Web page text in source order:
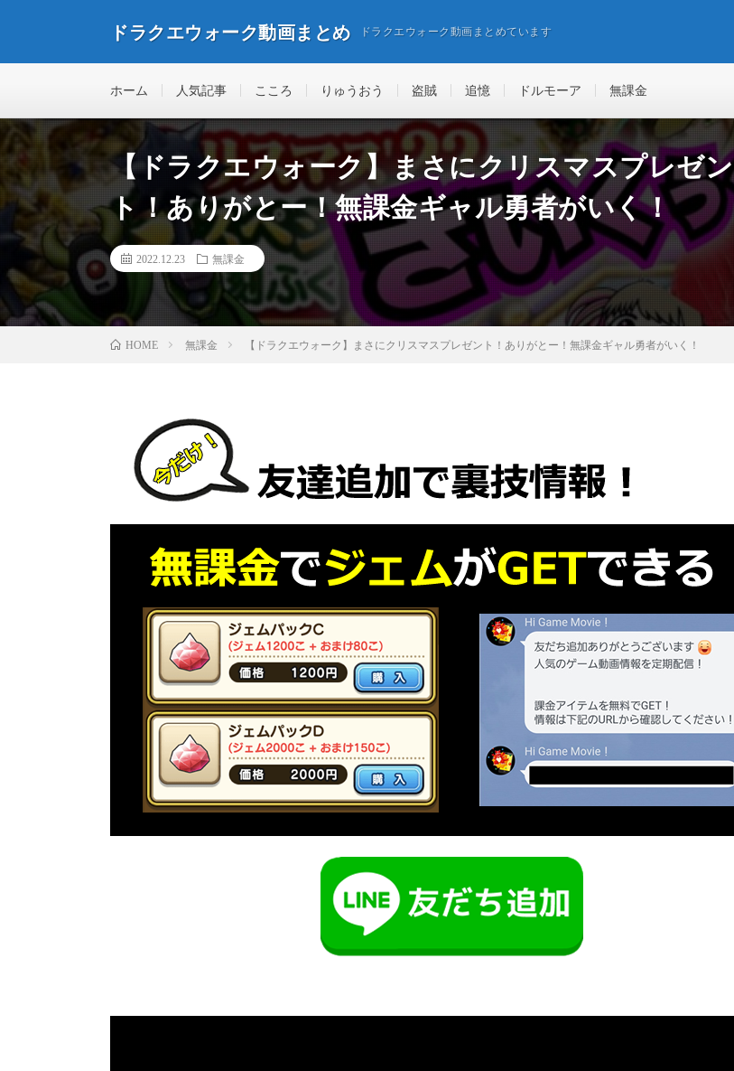
ドラクエウォーク動画まとめ ドラクエウォーク動画まとめています
ホーム 人気記事 こころ りゅうおう 盗賊 追憶 ドルモーア 無課金
【ドラクエウォーク】まさにクリスマスプレゼン
ト！ありがとー！無課金ギャル勇者がいく！
2022.12.23 無課金
HOME 無課金 【ドラクエウォーク】まさにクリスマスプレゼント！ありがとー！無課金ギャル勇者がいく！